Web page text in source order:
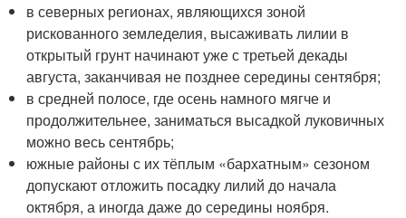
в северных регионах, являющихся зоной
рискованного земледелия, высаживать лилии в
открытый грунт начинают уже с третьей декады
августа, заканчивая не позднее середины сентября;
в средней полосе, где осень намного мягче и
продолжительнее, заниматься высадкой луковичных
можно весь сентябрь;
южные районы с их тёплым «бархатным» сезоном
допускают отложить посадку лилий до начала
октября, а иногда даже до середины ноября.